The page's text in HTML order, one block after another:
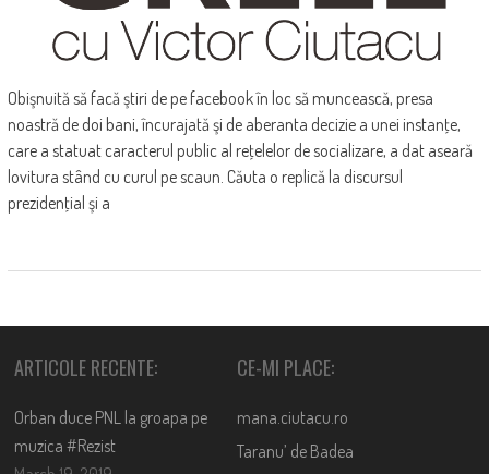
Obişnuită să facă ştiri de pe facebook în loc să muncească, presa
noastră de doi bani, încurajată şi de aberanta decizie a unei instanţe,
care a statuat caracterul public al reţelelor de socializare, a dat aseară
lovitura stând cu curul pe scaun. Căuta o replică la discursul
prezidenţial şi a
ARTICOLE RECENTE:
Orban duce PNL la groapa pe
muzica #Rezist
CE-MI PLACE:
mana.ciutacu.ro
Taranu’ de Badea